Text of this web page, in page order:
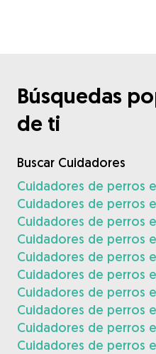
Búsquedas
de ti
Buscar Cuidadores
Cuidadores de perros
Cuidadores de perros
Cuidadores de perros
Cuidadores de perros
Cuidadores de perros
Cuidadores de perros
Cuidadores de perros
Cuidadores de perros
Cuidadores de perros
Cuidadores de perros